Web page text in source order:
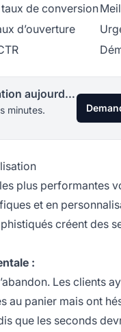
de conversion
d’ouverture
Lancez votre programme d'affiliation aujourd'hui
minutes.
plus performantes
et en
créent des
:
Les clients
au panier mais ont
que les seconds